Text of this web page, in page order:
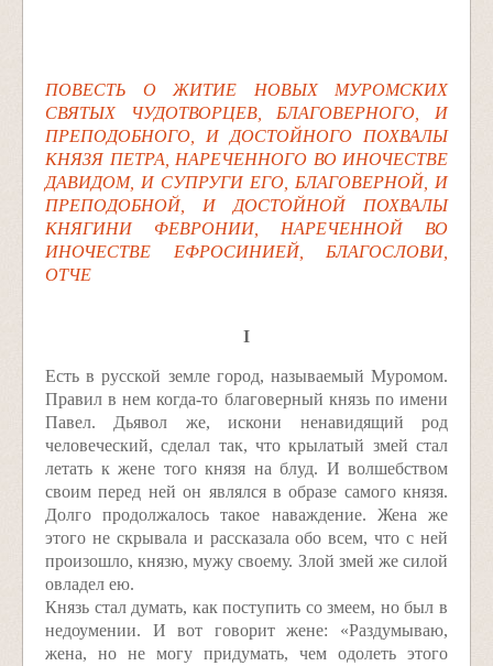
ПОВЕСТЬ О ЖИТИЕ НОВЫХ МУРОMCKИX
СВЯТЫХ ЧУДОТВОРЦЕВ, БЛАГОВЕРНОГО, И
ПРЕПОДОБНОГО, И ДОСТОЙНОГО ПОХВАЛЫ
КНЯЗЯ ПЕТРА, НАРЕЧЕННОГО ВО ИНОЧЕСТВЕ
ДАВИДОМ, И СУПРУГИ ЕГО, БЛАГОВЕРНОЙ, И
ПРЕПОДОБНОЙ, И ДОСТОЙНОЙ ПОХВАЛЫ
КНЯГИНИ ФЕВРОНИИ, НАРЕЧЕННОЙ ВО
ИНОЧЕСТВЕ ЕФРОСИНИЕЙ, БЛАГОСЛОВИ,
ОТЧЕ
I
Есть в русской земле город, называемый Муромом.
Правил в нем когда-то благоверный князь по имени
Павел. Дьявол же, искони ненавидящий род
человеческий, сделал так, что крылатый змей стал
летать к жене того князя на блуд. И волшебством
своим перед ней он являлся в образе самого князя.
Долго продолжалось такое наваждение. Жена же
этого не скрывала и рассказала обо всем, что с ней
произошло, князю, мужу своему. Злой змей же силой
овладел ею.
Князь стал думать, как поступить со змеем, но был в
недоумении. И вот говорит жене: «Раздумываю,
жена, но не могу придумать, чем одолеть этого